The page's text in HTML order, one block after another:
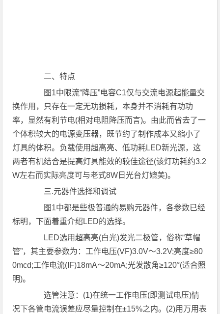
二、特点
图1中限流“降压”电容C1仅与交流电源起能量交
换作用，只存在一定无功损耗，本身并不消耗有功功
率，显然有利节电(相对电阻降压而言)。由此而省去了一
个体积较大的电源变压器，既节约了制作成本又缩小了
灯具的体积。负载使用超高亮、低功耗LED新光源，这
两者有机结合是提高灯具能效的较佳途径(该灯功耗约3.2
W左右而实际亮度可与老式8W日光台灯媲美)。
三.元器件选择和调试
图1中都是些极普通的易购元器件，各参数已经
标明，下面着重介绍LED的选择。
LED选用超高亮(白光)发光二极管，俗称“草帽
管”，其主要参数为：工作电压(VF)3.0V～3.2V;亮度≥80
0mcd;工作电流(IF)18mA～20mA;光发散角≥120°(适合照
明)。
选管注意：(1)在统一工作电压(即测试电压)情
况下各管电流误差应尽量控制在±15%之内。(2)用万用表